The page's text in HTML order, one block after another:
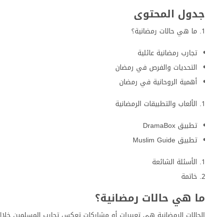
جدول المحتوى
ما هي حالات رمضانية؟
تجارب رمضانية عائلية
التحديات والفرص في رمضان
أهمية الروحانية في رمضان
الألعاب والتطبيقات الرمضانية
تطبيق DramaBox
تطبيق Muslim Guide
الأسئلة الشائعة
خاتمة
ما هي حالات رمضانية؟